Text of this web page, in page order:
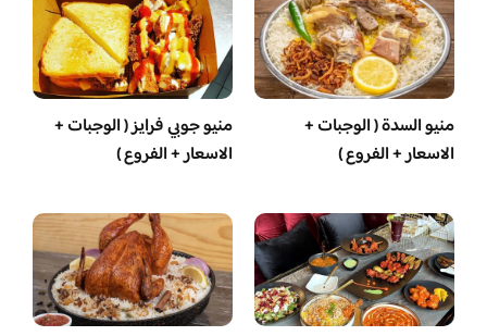
منيو السدة ( الوجبات +
الاسعار + الفروع )
منيو جوبي فرايز ( الوجبات +
الاسعار + الفروع )